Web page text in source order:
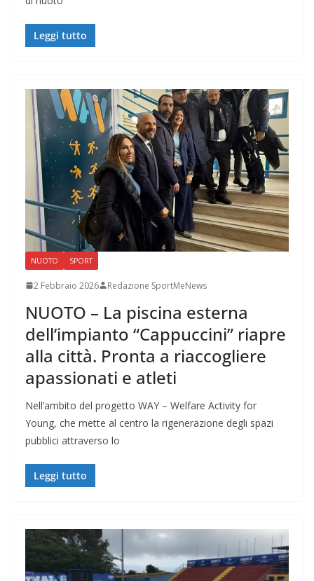
Leggi tutto
NUOTO SPORT
2 Febbraio 2026 Redazione SportMeNews
NUOTO – La piscina esterna
dell’impianto “Cappuccini” riapre
alla città. Pronta a riaccogliere
apassionati e atleti
Nell’ambito del progetto WAY – Welfare Activity for
Young, che mette al centro la rigenerazione degli spazi
pubblici attraverso lo
Leggi tutto